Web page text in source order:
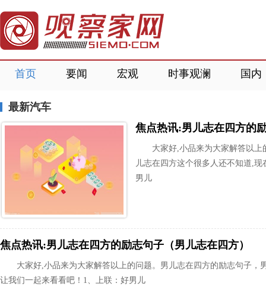
首页 要闻 宏观 时事观澜 国内
最新汽车
焦点热讯:男儿志在四方的
大家好,小品来为大家解答以
儿志在四方这个很多人还不知道,
男儿
焦点热讯:男儿志在四方的励志句子（男儿志在四方）
大家好,小品来为大家解答以上的问题。男儿志在四方的励志句子，
让我们一起来看看吧！1、上联：好男儿